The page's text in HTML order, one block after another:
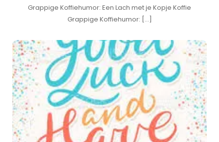
Grappige Koffiehumor: Een Lach met je Kopje Koffie
Grappige Koffiehumor: […]